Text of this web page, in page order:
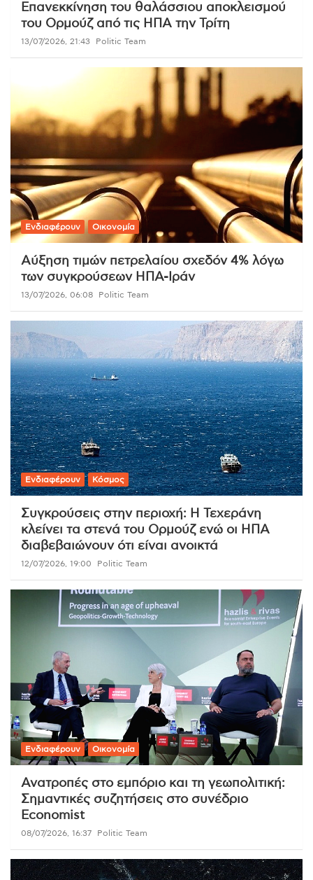
Επανεκκίνηση του θαλάσσιου αποκλεισμού
του Ορμούζ από τις ΗΠΑ την Τρίτη
13/07/2026, 21:43 Politic Team
Ενδιαφέρουν Οικονομία
Αύξηση τιμών πετρελαίου σχεδόν 4% λόγω
των συγκρούσεων ΗΠΑ-Ιράν
13/07/2026, 06:08 Politic Team
Ενδιαφέρουν Κόσμος
Συγκρούσεις στην περιοχή: Η Τεχεράνη
κλείνει τα στενά του Ορμούζ ενώ οι ΗΠΑ
διαβεβαιώνουν ότι είναι ανοικτά
12/07/2026, 19:00 Politic Team
Ενδιαφέρουν Οικονομία
Ανατροπές στο εμπόριο και τη γεωπολιτική:
Σημαντικές συζητήσεις στο συνέδριο
Economist
08/07/2026, 16:37 Politic Team